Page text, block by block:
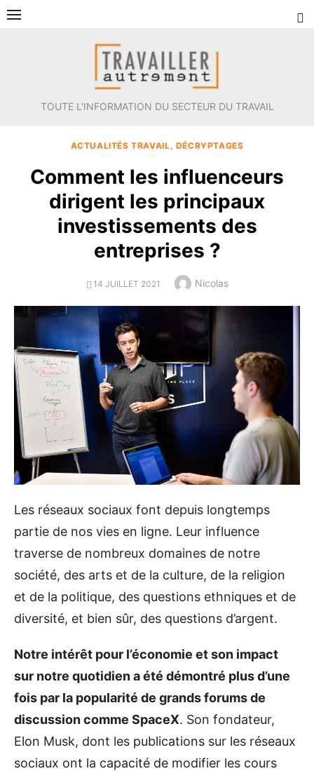
Aller
TOUTE L'INFORMATION DU SECTEUR DU TRAVAIL
ACTUALITÉS TRAVAIL DÉCRYPTAGES
Comment les influenceurs
dirigent les principaux
investissements des
entreprises ?
POSTED
14 JUILLET 2021 Author
Nicolas
Les réseaux sociaux font depuis longtemps
partie de nos vies en ligne. Leur influence
traverse de nombreux domaines de notre
société, des arts et de la culture, de la religion
et de la politique, des questions ethniques et de
diversité, et bien sûr, des questions d’argent.
Notre intérêt pour l’économie et son impact
sur notre quotidien a été démontré plus d’une
fois par la popularité de grands forums de
discussion comme SpaceX. Son fondateur,
Elon Musk, dont les publications sur les réseaux
sociaux ont la capacité de modifier les cours